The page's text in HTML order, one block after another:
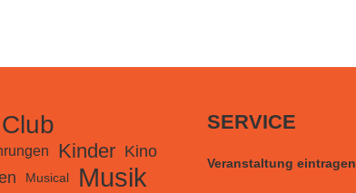
Kinder Kino
Musical Musik
SERVICE
Veranstaltung eintragen